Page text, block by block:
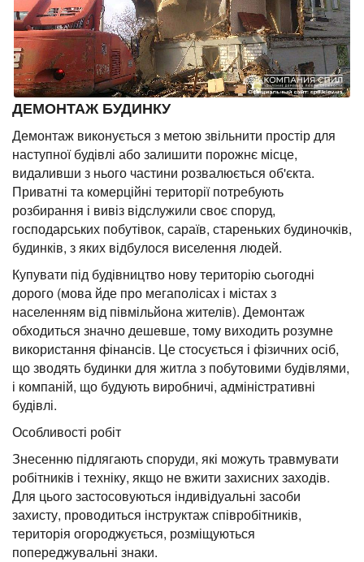
ДЕМОНТАЖ БУДИНКУ
Демонтаж виконується з метою звільнити простір для
наступної будівлі або залишити порожнє місце,
видаливши з нього частини розвалюється об'єкта.
Приватні та комерційні території потребують
розбирання і вивіз відслужили своє споруд,
господарських побутівок, сараїв, стареньких будиночків,
будинків, з яких відбулося виселення людей.
Купувати під будівництво нову територію сьогодні
дорого (мова йде про мегаполісах і містах з
населенням від півмільйона жителів). Демонтаж
обходиться значно дешевше, тому виходить розумне
використання фінансів. Це стосується і фізичних осіб,
що зводять будинки для житла з побутовими будівлями,
і компаній, що будують виробничі, адміністративні
будівлі.
Особливості робіт
Знесенню підлягають споруди, які можуть травмувати
робітників і техніку, якщо не вжити захисних заходів.
Для цього застосовуються індивідуальні засоби
захисту, проводиться інструктаж співробітників,
територія огороджується, розміщуються
попереджувальні знаки.